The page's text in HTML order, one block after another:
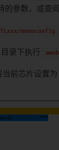
的参数，或查阅
menuconfig
目录下执行
前芯片设置为